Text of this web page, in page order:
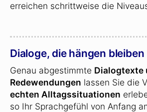
erreichen schrittweise die
Dialoge, die hängen bleiben
Genau abgestimmte Dialogtexte
Redewendungen lassen Sie die
echten Alltagssituationen
so Ihr Sprachgefühl von Anfang